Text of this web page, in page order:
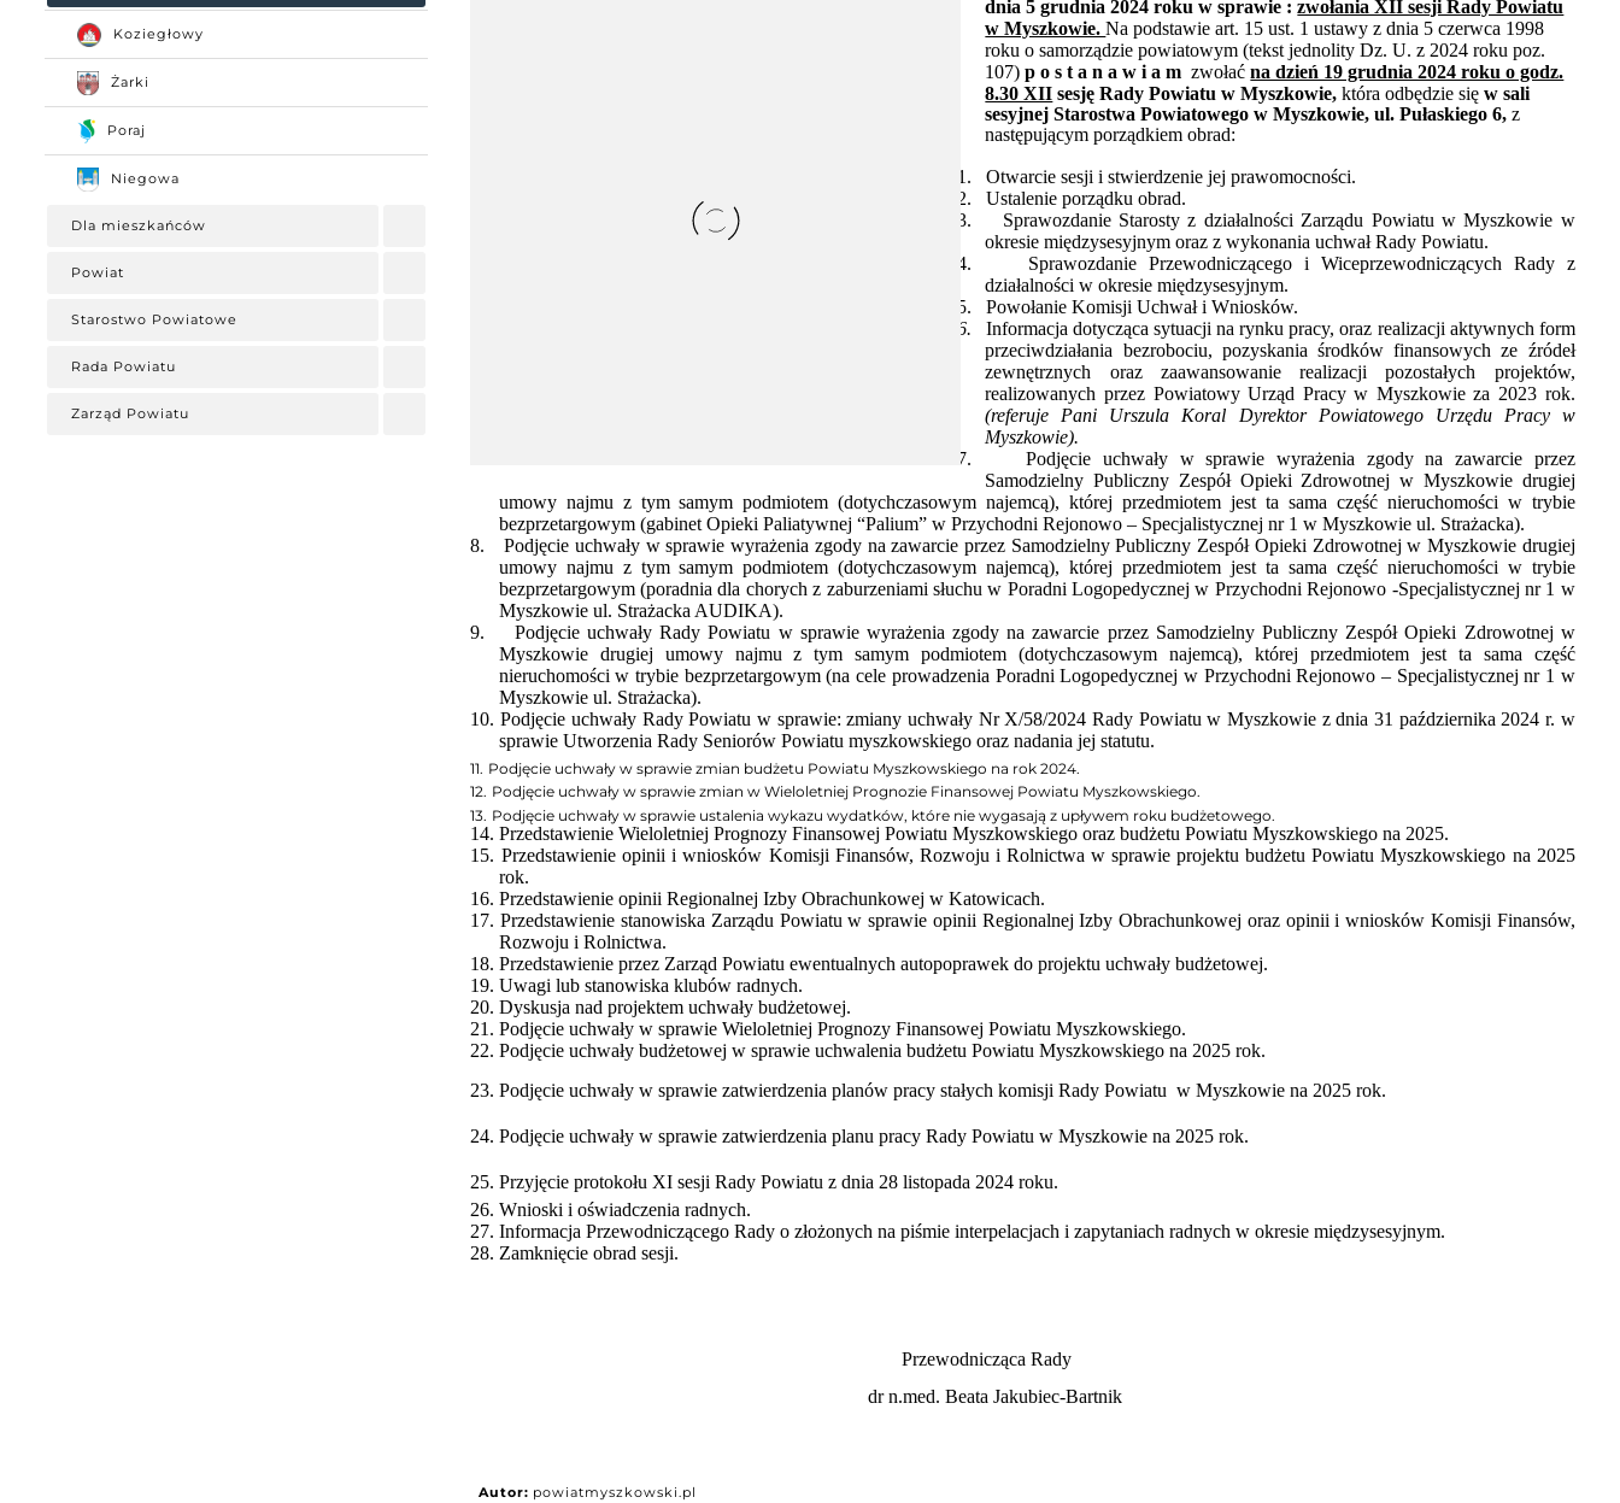
Koziegłowy
Żarki
Poraj
Niegowa
Dla mieszkańców
Powiat
Starostwo Powiatowe
Rada Powiatu
Zarząd Powiatu
dnia 5 grudnia 2024 rokuw sprawie :zwołania XII sesji Rady Powiatu
w Myszkowie.Na podstawie art. 15 ust. 1 ustawy z dnia 5 czerwca 1998
roku o samorządzie powiatowym (tekst jednolity Dz. U. z 2024 roku poz.
107)p o s t a n a w i a mzwołaćna dzień 19 grudnia 2024 roku o godz.
8.30 XII sesję Rady Powiatu w Myszkowie, która odbędzie się w sali
sesyjnej Starostwa Powiatowego w Myszkowie, ul. Pułaskiego 6,z
następującym porządkiem obrad:
1.
Otwarcie sesji i stwierdzenie jej prawomocności.
2.
Ustalenie porządku obrad.
3.
Sprawozdanie Starosty z działalności Zarządu Powiatu w Myszkowie w
okresie międzysesyjnym oraz z wykonania uchwał Rady Powiatu.
4.
Sprawozdanie Przewodniczącego i Wiceprzewodniczących Rady z
działalności w okresie międzysesyjnym.
5.
Powołanie Komisji Uchwał i Wniosków.
6.
Informacja dotycząca sytuacji na rynku pracy, oraz realizacji aktywnych form
przeciwdziałania bezrobociu, pozyskania środków finansowych ze źródeł
zewnętrznych oraz zaawansowanie realizacji pozostałych projektów,
realizowanych przez Powiatowy Urząd Pracy w Myszkowie za 2023 rok.
(referuje Pani Urszula Koral Dyrektor Powiatowego Urzędu Pracy w
Myszkowie).
7.
Podjęcie uchwały w sprawie wyrażenia zgody na zawarcie przez
Samodzielny Publiczny Zespół Opieki Zdrowotnej w Myszkowie drugiej
umowy najmu z tym samym podmiotem (dotychczasowym najemcą), której przedmiotem jest ta sama część nieruchomości w trybie
bezprzetargowym (gabinet Opieki Paliatywnej “Palium” w Przychodni Rejonowo – Specjalistycznej nr 1 w Myszkowie ul. Strażacka).
8.
Podjęcie uchwały w sprawie wyrażenia zgody na zawarcie przez Samodzielny Publiczny Zespół Opieki Zdrowotnej w Myszkowie drugiej
umowy najmu z tym samym podmiotem (dotychczasowym najemcą), której przedmiotem jest ta sama część nieruchomości w trybie
bezprzetargowym (poradnia dla chorych z zaburzeniami słuchu w Poradni Logopedycznej w Przychodni Rejonowo -Specjalistycznej nr 1 w
Myszkowie ul. Strażacka AUDIKA).
9.
Podjęcieuchwały Rady Powiatu w sprawie wyrażenia zgody na zawarcie przez Samodzielny Publiczny Zespół Opieki Zdrowotnej w
Myszkowie drugiej umowy najmu z tym samym podmiotem (dotychczasowym najemcą), której przedmiotem jest ta sama część
nieruchomości w trybie bezprzetargowym (na cele prowadzenia Poradni Logopedycznej w Przychodni Rejonowo – Specjalistycznej nr 1 w
Myszkowie ul. Strażacka).
10. Podjęcie uchwały Rady Powiatu w sprawie: zmiany uchwały Nr X/58/2024 Rady Powiatu w Myszkowie z dnia 31 października 2024 r. w
sprawie Utworzenia Rady Seniorów Powiatu myszkowskiego oraz nadania jej statutu.
11. Podjęcie uchwały w sprawie zmian budżetu Powiatu Myszkowskiego na rok 2024.
12. Podjęcie uchwały w sprawie zmian w Wieloletniej Prognozie Finansowej Powiatu Myszkowskiego.
13. Podjęcie uchwały w sprawie ustalenia wykazu wydatków, które nie wygasają z upływem roku budżetowego.
14. Przedstawienie Wieloletniej Prognozy Finansowej Powiatu Myszkowskiego oraz budżetu Powiatu Myszkowskiego na 2025.
15. Przedstawienie opinii i wniosków Komisji Finansów, Rozwoju i Rolnictwa w sprawie projektu budżetu Powiatu Myszkowskiego na 2025
rok.
16. Przedstawienie opinii Regionalnej Izby Obrachunkowej w Katowicach.
17. Przedstawienie stanowiska Zarządu Powiatu w sprawie opinii Regionalnej Izby Obrachunkowej oraz opinii i wniosków Komisji Finansów,
Rozwoju i Rolnictwa.
18. Przedstawienie przez Zarząd Powiatu ewentualnych autopoprawek do projektu uchwały budżetowej.
19. Uwagi lub stanowiska klubów radnych.
20. Dyskusja nad projektem uchwały budżetowej.
21. Podjęcie uchwały w sprawie Wieloletniej Prognozy Finansowej Powiatu Myszkowskiego.
22. Podjęcie uchwały budżetowej w sprawie uchwalenia budżetu Powiatu Myszkowskiego na 2025 rok.
23. Podjęcie uchwały w sprawie zatwierdzenia planów pracy stałych komisji Rady Powiatu w Myszkowie na 2025 rok.
24. Podjęcie uchwały w sprawie zatwierdzenia planu pracy Rady Powiatu w Myszkowie na 2025 rok.
25. Przyjęcie protokołu XI sesji Rady Powiatu z dnia 28 listopada 2024 roku.
26. Wnioski i oświadczenia radnych.
27. Informacja Przewodniczącego Rady o złożonych na piśmie interpelacjach i zapytaniach radnych w okresie międzysesyjnym.
28. Zamknięcie obrad sesji.
Przewodnicząca Rady
dr n.med. Beata Jakubiec-Bartnik
Autor: powiatmyszkowski.pl